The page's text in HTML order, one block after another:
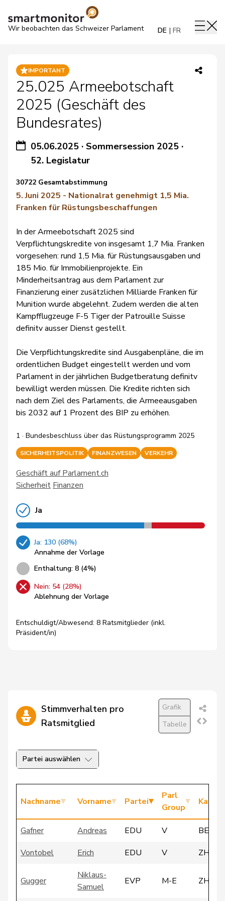
Wir beobachten das Schweizer Parlament DE FR
IMPORTANT
25.025 Armeebotschaft
2025 (Geschäft des
Bundesrates)
05.06.2025 ·Sommersession 2025 ·
52. Legislatur
30722 Gesamtabstimmung
5. Juni 2025 - Nationalrat genehmigt 1,5 Mia.
Franken für Rüstungsbeschaffungen
In der Armeebotschaft 2025 sind
Verpflichtungskredite von insgesamt 1,7 Mia. Franken
vorgesehen: rund 1,5 Mia. für Rüstungsausgaben und
185 Mio. für Immobilienprojekte. Ein
Minderheitsantrag aus dem Parlament zur
Finanzierung einer zusätzlichen Milliarde Franken für
Munition wurde abgelehnt. Zudem werden die alten
Kampfflugzeuge F-5 Tiger der Patrouille Suisse
definitv ausser Dienst gestellt.
Die Verpflichtungskredite sind Ausgabenpläne, die im
ordentlichen Budget eingestellt werden und vom
Parlament in der jährlichen Budgetberatung definitv
bewilligt werden müssen. Die Kredite richten sich
nach dem Ziel des Parlaments, die Armeeausgaben
bis 2032 auf 1 Prozent des BIP zu erhöhen.
1 · Bundesbeschluss über das Rüstungsprogramm 2025
SICHERHEITSPOLITIK FINANZWESEN VERKEHR
Geschäft auf Parlament.ch
Sicherheit Finanzen
Ja
Ja: 130 (68%)
Annahme der Vorlage
Enthaltung: 8 (4%)
Nein: 54 (28%)
Ablehnung der Vorlage
Entschuldigt/Abwesend: 8 Ratsmitglieder (inkl.
Präsident/in)
Stimmverhalten pro
Ratsmitglied
Grafik
Tabelle
Partei auswählen
Nachname Vorname Partei
Parl
Group
Gafner Andreas EDU V
BE
Vontobel
Erich EDU V ZH
Gugger
Niklaus-
Samuel
EVP M-E ZH